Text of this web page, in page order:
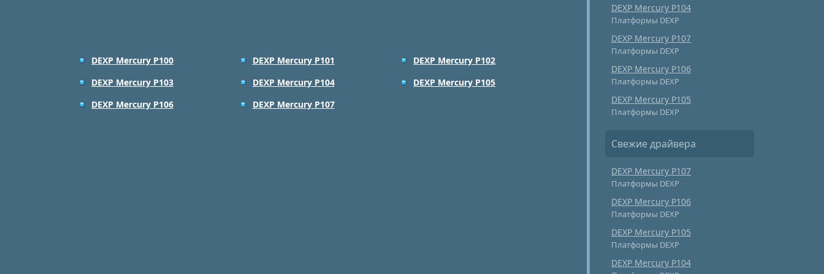
DEXP Mercury P100 DEXP Mercury P101
DEXP Mercury P102
DEXP Mercury P103
DEXP Mercury P104
DEXP Mercury P105
DEXP Mercury P106
DEXP Mercury P107
DEXP Mercury P104
Платформы DEXP
DEXP Mercury P107
Платформы DEXP
DEXP Mercury P106
Платформы DEXP
DEXP Mercury P105
Платформы DEXP
Свежие драйвера
DEXP Mercury P107
Платформы DEXP
DEXP Mercury P106
Платформы DEXP
DEXP Mercury P105
Платформы DEXP
DEXP Mercury P104